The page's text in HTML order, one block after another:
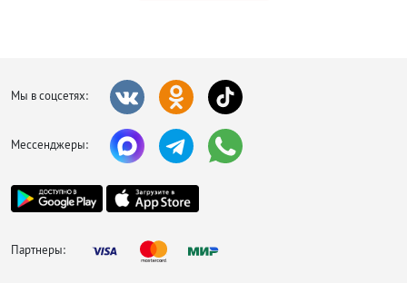
Мы в соцсетях:
Мессенджеры:
Партнеры: